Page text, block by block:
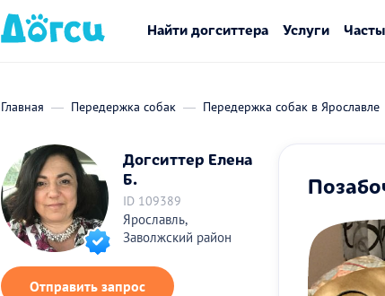
Найти догситтера Услуги
Главная Передержка собак Передержка собак в Ярославле
Догситтер Елена
Б.
ID 109389
Ярославль,
Заволжский район
Отправить запрос